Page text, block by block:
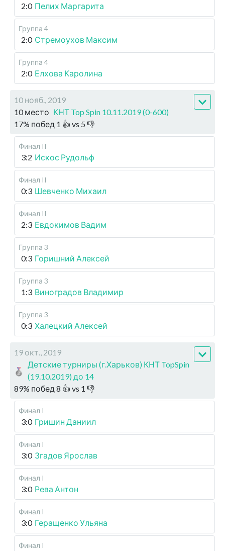
2:0 Пелих Маргарита
Группа 4
2:0 Стремоухов Максим
Группа 4
2:0 Елхова Каролина
10 нояб., 2019
10 место КНТ Top Spin 10.11.2019 (0-600)
17% побед 1 👍 vs 5 👎
Финал II
3:2 Искос Рудольф
Финал II
0:3 Шевченко Михаил
Финал II
2:3 Евдокимов Вадим
Группа 3
0:3 Горишний Алексей
Группа 3
1:3 Виноградов Владимир
Группа 3
0:3 Халецкий Алексей
19 окт., 2019
Детские турниры (г.Харьков) КНТ TopSpin
(19.10.2019) до 14
89% побед 8 👍 vs 1 👎
Финал I
3:0 Гришин Даниил
Финал I
3:0 Згадов Ярослав
Финал I
3:0 Рева Антон
Финал I
3:0 Геращенко Ульяна
Финал I